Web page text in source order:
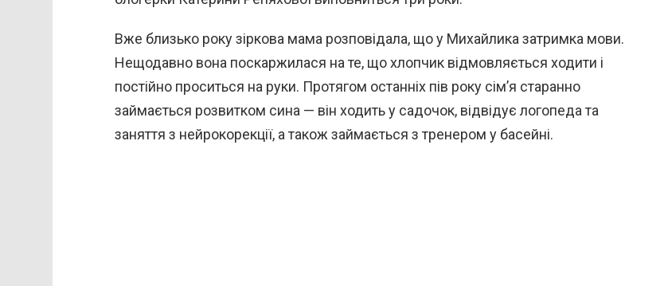
Вже близько року зіркова мама розповідала, що у Михайлика затримка мови.
Нещодавно вона поскаржилася на те, що хлопчик відмовляється ходити і
постійно проситься на руки. Протягом останніх пів року сім’я старанно
займається розвитком сина — він ходить у садочок, відвідує логопеда та
заняття з нейрокорекції, а також займається з тренером у басейні.